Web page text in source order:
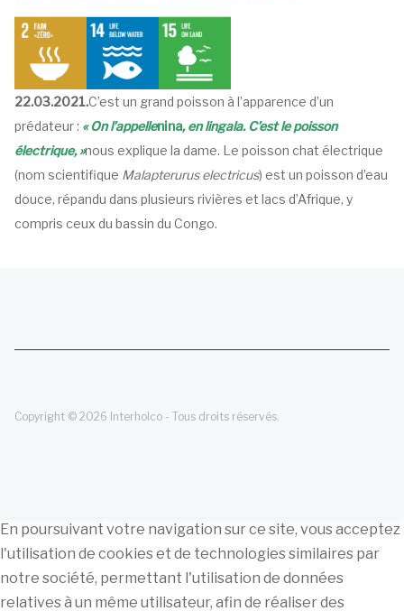
22.03.2021.C’est un grand poisson à l’apparence d’un
prédateur : « On l’appellenina, en lingala. C’est le poisson
électrique, »nous explique la dame. Le poisson chat électrique
(nom scientifique Malapterurus electricus) est un poisson d’eau
douce, répandu dans plusieurs rivières et lacs d’Afrique, y
compris ceux du bassin du Congo.
Copyright © 2026 Interholco - Tous droits réservés.
En poursuivant votre navigation sur ce site, vous acceptez
l'utilisation de cookies et de technologies similaires par
notre société, permettant l'utilisation de données
relatives à un même utilisateur, afin de réaliser des